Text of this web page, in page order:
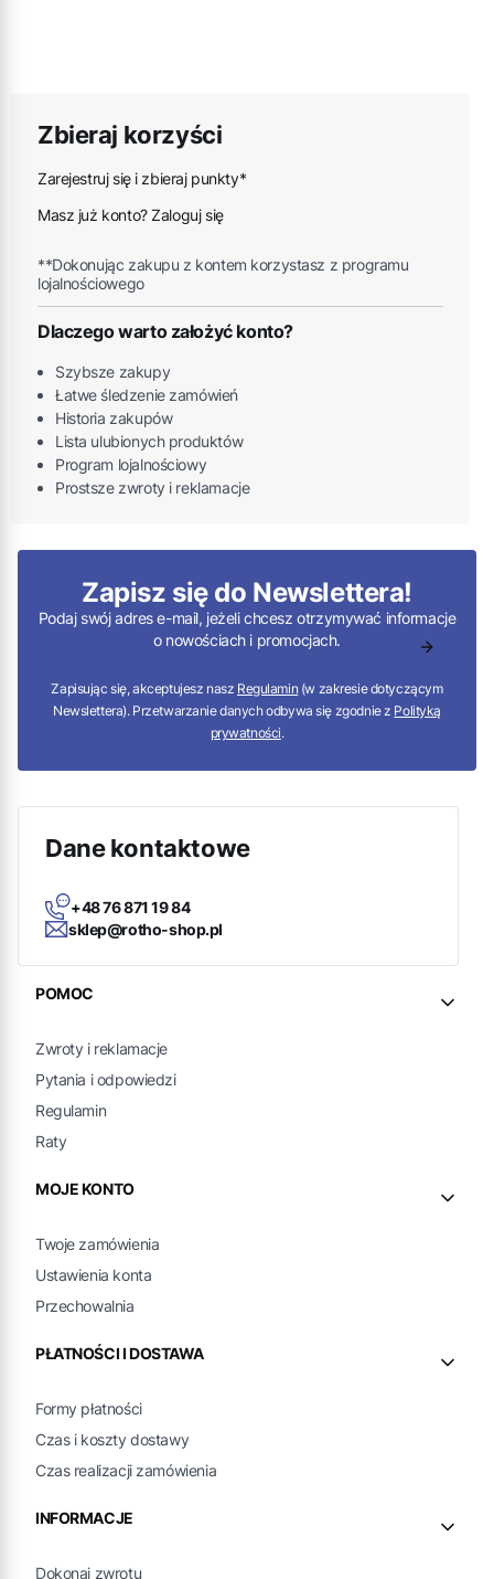
Zbieraj korzyści
Zarejestruj się i zbieraj punkty*
Masz już konto? Zaloguj się
**Dokonując zakupu z kontem korzystasz z programu
lojalnościowego
Dlaczego warto założyć konto?
Szybsze zakupy
Łatwe śledzenie zamówień
Historia zakupów
Lista ulubionych produktów
Program lojalnościowy
Prostsze zwroty i reklamacje
Zapisz się do Newslettera!
Podaj swój adres e-mail, jeżeli chcesz otrzymywać informacje
o nowościach i promocjach.
Zapisując się, akceptujesz nasz Regulamin (w zakresie dotyczącym
Newslettera). Przetwarzanie danych odbywa się zgodnie z Polityką
prywatności.
Dane kontaktowe
+48 76 871 19 84
sklep@rotho-shop.pl
Linki w stopce
POMOC
Zwroty i reklamacje
Pytania i odpowiedzi
Regulamin
Raty
MOJE KONTO
Twoje zamówienia
Ustawienia konta
Przechowalnia
PŁATNOŚCI I DOSTAWA
Formy płatności
Czas i koszty dostawy
Czas realizacji zamówienia
INFORMACJE
Dokonaj zwrotu